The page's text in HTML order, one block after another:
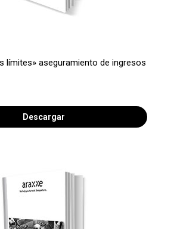
límites» aseguramiento de ingresos
Descargar